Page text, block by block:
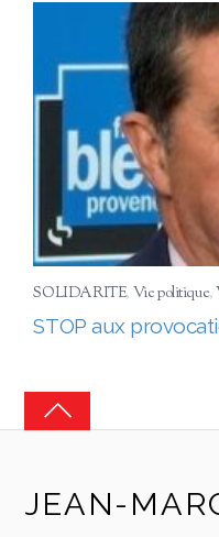
SOLIDARITE, Vie politique,
STOP aux
JEAN-